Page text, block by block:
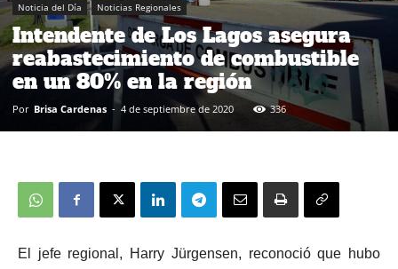
Noticia del Día Noticias Regionales
Intendente de Los Lagos asegura
reabastecimiento de combustible
en un 80% en la región
Por Brisa Cardenas - 4 de septiembre de 2020 336
El jefe regional, Harry Jürgensen, reconoció que hubo